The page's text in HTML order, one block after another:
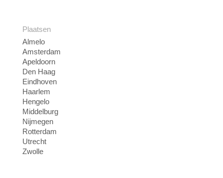
Plaatsen
Almelo
Amsterdam
Apeldoorn
Den Haag
Eindhoven
Haarlem
Hengelo
Middelburg
Nijmegen
Rotterdam
Utrecht
Zwolle